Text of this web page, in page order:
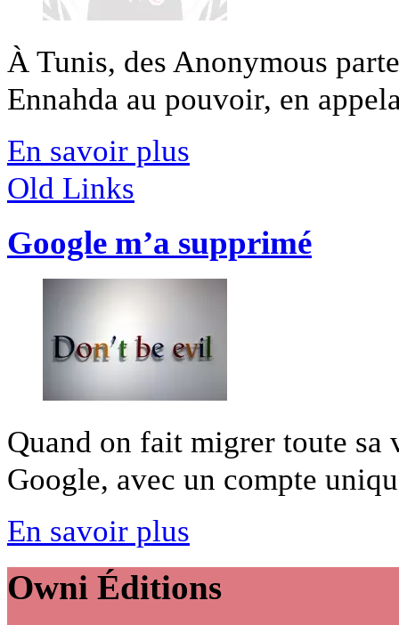
À Tunis, des Anonymous
Ennahda au pouvoir, en
En savoir plus
Old Links
Google m’a supprimé
Quand on fait migrer toute sa
Google, avec un compte
En savoir plus
Owni Éditions